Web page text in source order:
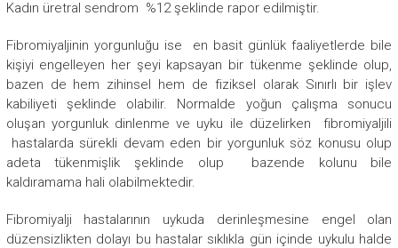
Kadın üretral sendrom %12 şeklinde rapor edilmiştir.
Fibromiyaljinin yorgunluğu ise en basit günlük faaliyetlerde bile
kişiyi engelleyen her şeyi kapsayan bir tükenme şeklinde olup,
bazen de hem zihinsel hem de fiziksel olarak Sınırlı bir işlev
kabiliyeti şeklinde olabilir. Normalde yoğun çalışma sonucu
oluşan yorgunluk dinlenme ve uyku ile düzelirken fibromiyaljili
hastalarda sürekli devam eden bir yorgunluk söz konusu olup
adeta tükenmişlik şeklinde olup bazende kolunu bile
kaldıramama hali olabilmektedir.
Fibromiyalji hastalarının uykuda derinleşmesine engel olan
düzensizlikten dolayı bu hastalar sıklıkla gün içinde uykulu halde